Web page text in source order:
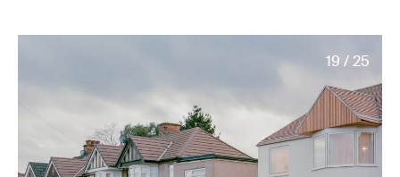
19 / 25